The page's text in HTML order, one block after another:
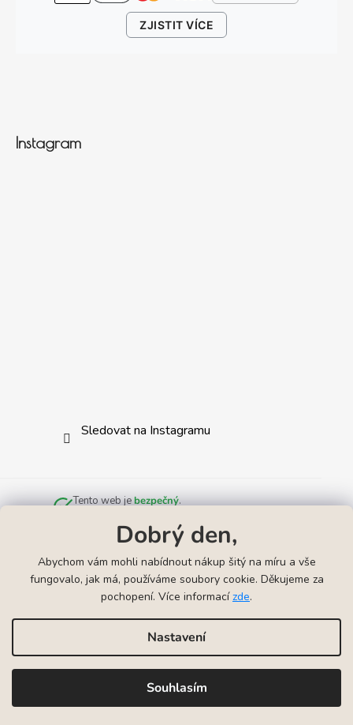
Dobrý den,
Abychom vám mohli nabídnout nákup šitý na míru a vše
fungovalo, jak má, používáme soubory cookie. Děkujeme za
pochopení. Více informacízde.
Nastavení
Souhlasím
ZJISTIT VÍCE
Instagram
Sledovat na Instagramu
Tento web jebezpečný.
Náhrdelníky k narození miminka
Náramky k narození
Vytvořil Shoptet
VYRYJTO | Gravírování šperků
práva vyhrazena.